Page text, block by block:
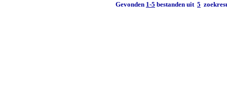
Gevonden 1-5 bestanden uit 5